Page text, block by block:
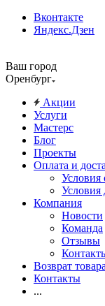
Вконтакте
Яндекс.Дзен
Ваш город
Оренбург
Акции
Услуги
Мастерс
Блог
Проекты
Оплата и
Условия
Условия
Компания
Новости
Команда
Отзывы
Возврат товара
Контакты
...